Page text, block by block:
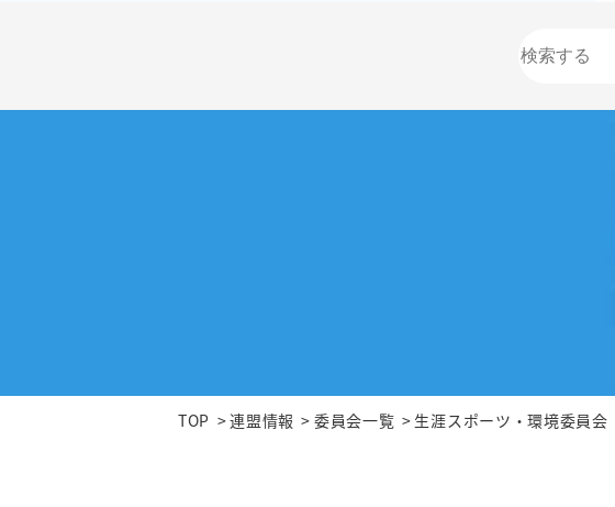
TOP 連盟情報 委員会⼀覧 生涯スポーツ・環境委員会